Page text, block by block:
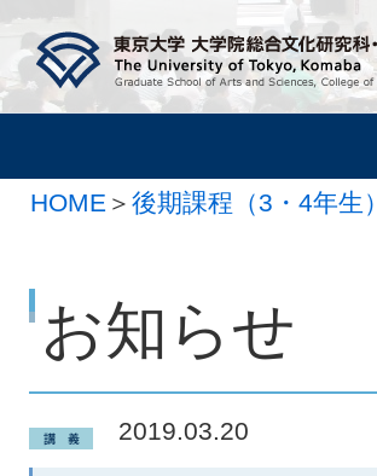
HOME ＞ 後期課程（3・4年生）
お知らせ
2019.03.20